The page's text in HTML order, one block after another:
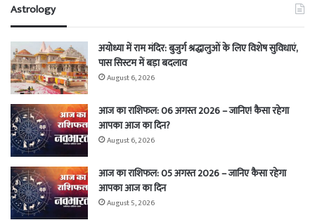
Astrology
अयोध्या में राम मंदिर: बुजुर्ग श्रद्धालुओं के लिए विशेष सुविधाएं,
पास सिस्टम में बड़ा बदलाव
August 6, 2026
आज का राशिफल: 06 अगस्त 2026 – जानिए! कैसा रहेगा
आपका आज का दिन?
August 6, 2026
आज का राशिफल: 05 अगस्त 2026 – जानिए कैसा रहेगा
आपका आज का दिन
August 5, 2026